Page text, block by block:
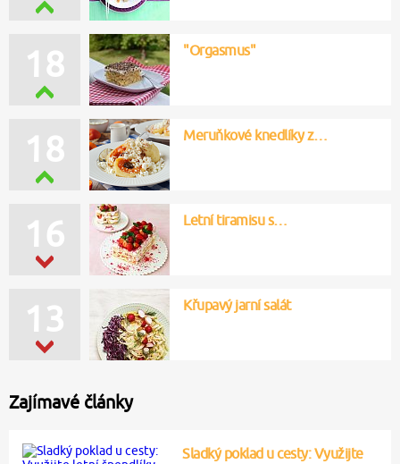
14
17 "Orgasmus"
16 Meruňkové knedlíky z…
15
Zajímavé články
Sladký poklad u cesty: Využijte